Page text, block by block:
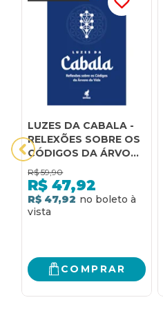
LUZES DA CABALA -
RELEXÕES SOBRE OS
CÓDIGOS DA ÁRVORE
DA VIDA
R$ 59,90
R$ 47,92
R$ 47,92
COMPRAR